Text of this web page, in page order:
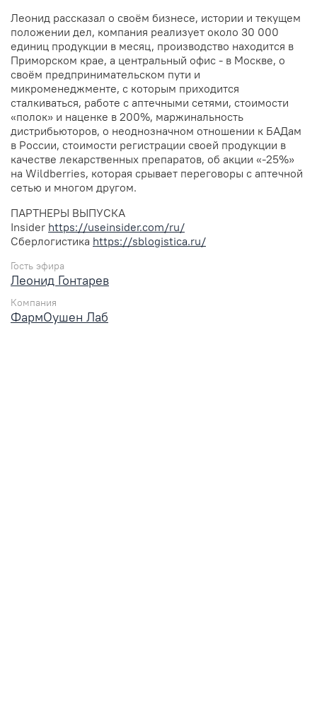
Леонид рассказал о своём бизнесе, истории и текущем
положении дел, компания реализует около 30 000
единиц продукции в месяц, производство находится в
Приморском крае, а центральный офис - в Москве, о
своём предпринимательском пути и
микроменеджменте, с которым приходится
сталкиваться, работе с аптечными сетями, стоимости
«полок» и наценке в 200%, маржинальность
дистрибьюторов, о неоднозначном отношении к БАДам
в России, стоимости регистрации своей продукции в
качестве лекарственных препаратов, об акции «-25%»
на Wildberries, которая срывает переговоры с аптечной
сетью и многом другом.
ПАРТНЕРЫ ВЫПУСКА
Insider https://useinsider.com/ru/
Сберлогистика https://sblogistica.ru/
Гость эфира
Леонид Гонтарев
Компания
ФармОушен Лаб